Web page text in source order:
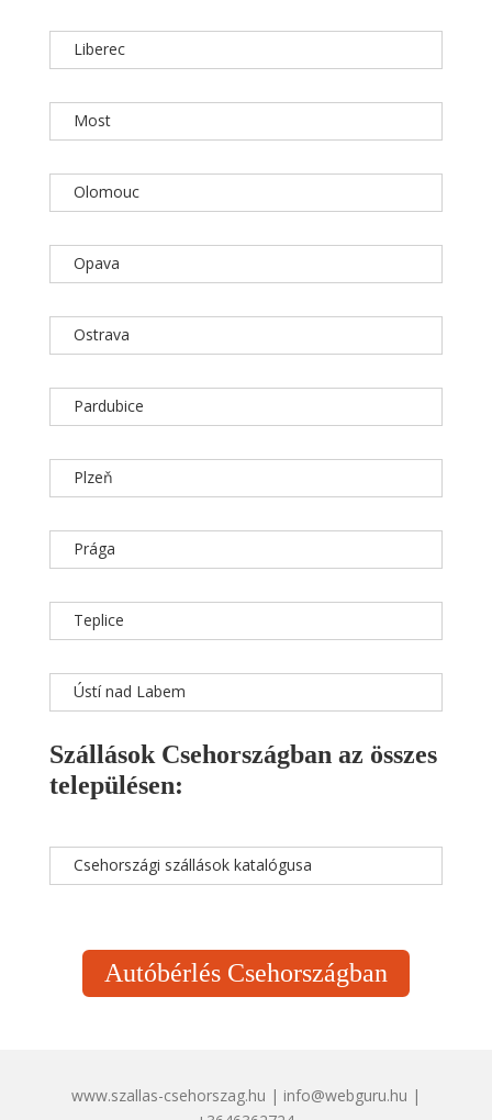
Liberec
Most
Olomouc
Opava
Ostrava
Pardubice
Plzeň
Prága
Teplice
Ústí nad Labem
Szállások Csehországban az összes
településen:
Csehországi szállások katalógusa
Autóbérlés Csehországban
www.szallas-csehorszag.hu | info@webguru.hu |